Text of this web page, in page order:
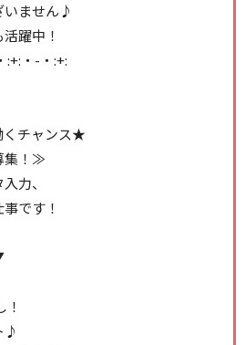
ません♪
躍中！
:+:・-・:+:
くチャンス★
集！≫
力、
です！
♪